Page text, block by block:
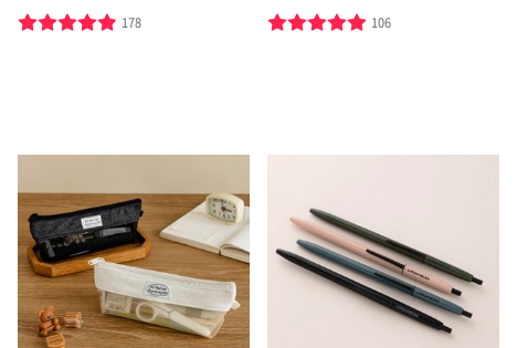
178 106